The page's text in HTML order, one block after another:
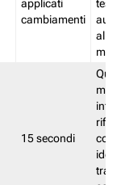
applicati
cambiamenti
test.
15 secondi